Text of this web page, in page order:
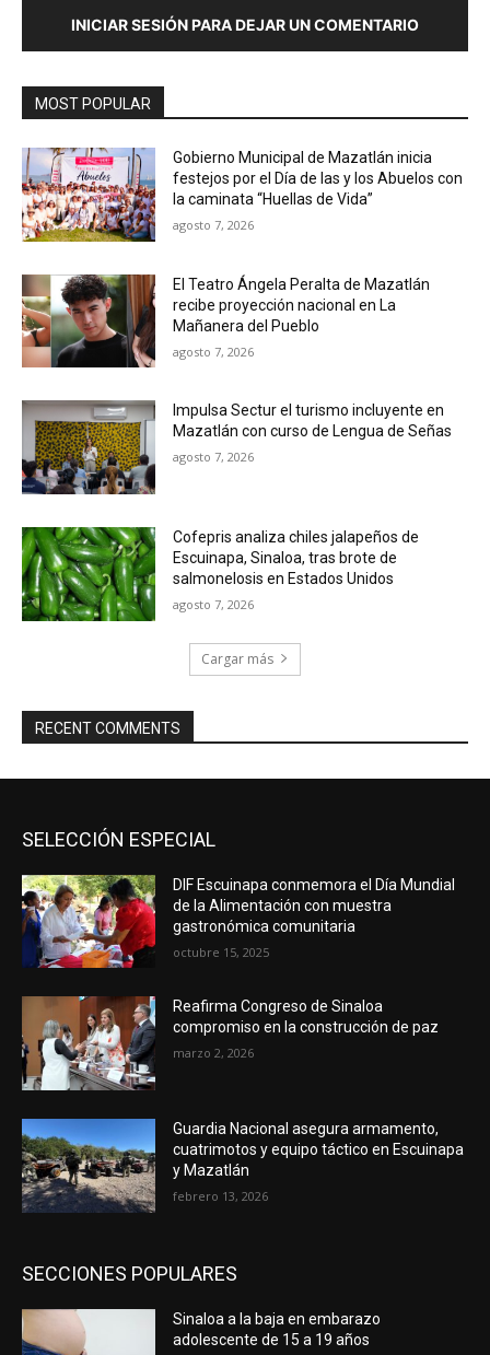
INICIAR SESIÓN PARA DEJAR UN COMENTARIO
MOST POPULAR
Gobierno Municipal de Mazatlán inicia
festejos por el Día de las y los Abuelos con
la caminata “Huellas de Vida”
agosto 7, 2026
El Teatro Ángela Peralta de Mazatlán
recibe proyección nacional en La
Mañanera del Pueblo
agosto 7, 2026
Impulsa Sectur el turismo incluyente en
Mazatlán con curso de Lengua de Señas
agosto 7, 2026
Cofepris analiza chiles jalapeños de
Escuinapa, Sinaloa, tras brote de
salmonelosis en Estados Unidos
agosto 7, 2026
Cargar más
RECENT COMMENTS
SELECCIÓN ESPECIAL
DIF Escuinapa conmemora el Día Mundial
de la Alimentación con muestra
gastronómica comunitaria
octubre 15, 2025
Reafirma Congreso de Sinaloa
compromiso en la construcción de paz
marzo 2, 2026
Guardia Nacional asegura armamento,
cuatrimotos y equipo táctico en Escuinapa
y Mazatlán
febrero 13, 2026
SECCIONES POPULARES
Sinaloa a la baja en embarazo
adolescente de 15 a 19 años